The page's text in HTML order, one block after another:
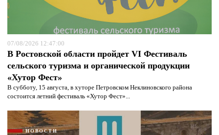
07/08/2026 12:47:00
В Ростовской области пройдет VI Фестиваль
сельского туризма и органической продукции
«Хутор Фест»
В субботу, 15 августа, в хуторе Петровском Неклиновского района
состоится летний фестиваль «Хутор Фест»...
НОВОСТИ